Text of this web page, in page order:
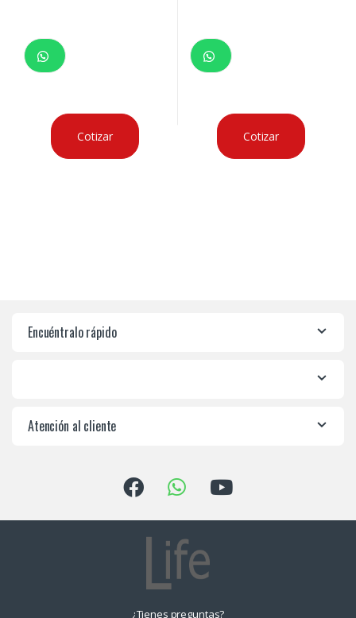
Cotizar Cotizar
Encuéntralo rápido
Atención al cliente
¿Tienes preguntas?